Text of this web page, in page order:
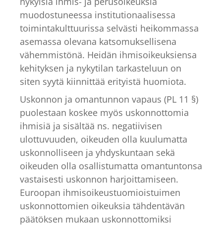
muodostuneessa institutionaalisessa
toimintakulttuurissa selvästi heikommassa
asemassa olevana katsomuksellisena
vähemmistönä. Heidän ihmisoikeuksiensa
kehityksen ja nykytilan tarkasteluun on
siten syytä kiinnittää erityistä huomiota.
Uskonnon ja omantunnon vapaus (PL 11 §)
puolestaan koskee myös uskonnottomia
ihmisiä ja sisältää ns. negatiivisen
ulottuvuuden, oikeuden olla kuulumatta
uskonnolliseen ja yhdyskuntaan sekä
oikeuden olla osallistumatta omantuntonsa
vastaisesti uskonnon harjoittamiseen.
Euroopan ihmisoikeustuomioistuimen
uskonnottomien oikeuksia tähdentävän
päätöksen mukaan uskonnottomiksi